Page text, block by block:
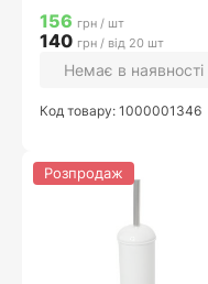
156 грн / шт
140 грн / від 20 шт
Немає в наявності
Код товару: 1000001346
Розпродаж